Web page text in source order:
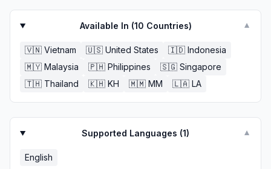
Available In (10 Countries) ▼
🇻🇳 Vietnam 🇺🇸 United States 🇮🇩 Indonesia
🇲🇾 Malaysia 🇵🇭 Philippines 🇸🇬 Singapore
🇹🇭 Thailand 🇰🇭 KH 🇲🇲 MM 🇱🇦 LA
Supported Languages (1) ▼
English